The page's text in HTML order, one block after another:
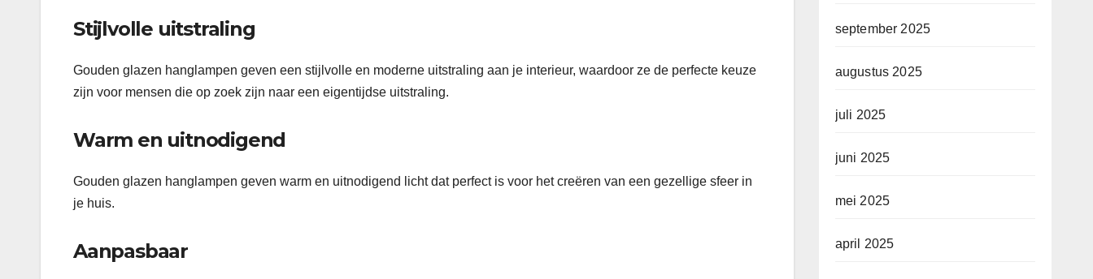
Stijlvolle uitstraling
Gouden glazen hanglampen geven een stijlvolle en moderne uitstraling aan je interieur, waardoor ze de perfecte keuze
zijn voor mensen die op zoek zijn naar een eigentijdse uitstraling.
Warm en uitnodigend
Gouden glazen hanglampen geven warm en uitnodigend licht dat perfect is voor het creëren van een gezellige sfeer in
je huis.
Aanpasbaar
september 2025
augustus 2025
juli 2025
juni 2025
mei 2025
april 2025